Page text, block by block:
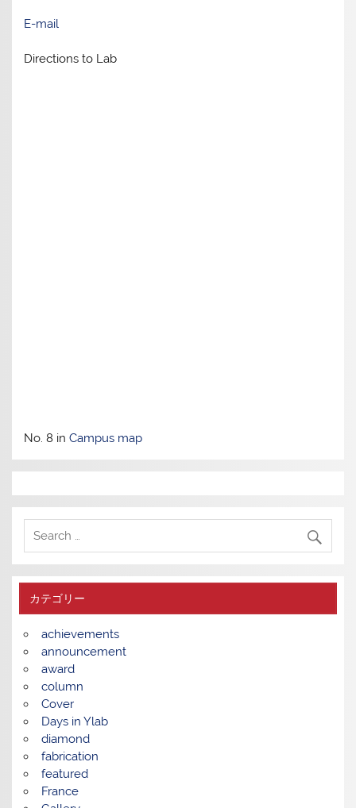
E-mail
Directions to Lab
No. 8 inCampus map
カテゴリー
achievements
announcement
award
column
Cover
Days in Ylab
diamond
fabrication
featured
France